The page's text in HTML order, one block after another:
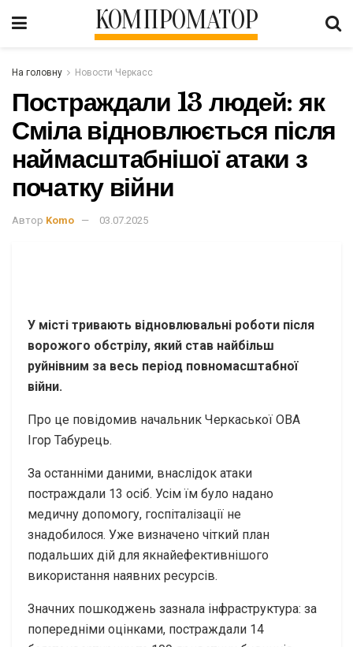
КОМПРОМАТОР
На головну Новости Черкасс
Постраждали 13 людей: як
Сміла відновлюється після
наймасштабнішої атаки з
початку війни
Автор Komo 03.07.2025
У місті тривають відновлювальні роботи після
ворожого обстрілу, який став найбільш
руйнівним за весь період повномасштабної
війни.
Про це повідомив начальник Черкаської ОВА
Ігор Табурець.
За останніми даними, внаслідок атаки
постраждали 13 осіб. Усім їм було надано
медичну допомогу, госпіталізації не
знадобилося. Уже визначено чіткий план
подальших дій для якнайефективнішого
використання наявних ресурсів.
Значних пошкоджень зазнала інфраструктура: за
попередніми оцінками, постраждали 14